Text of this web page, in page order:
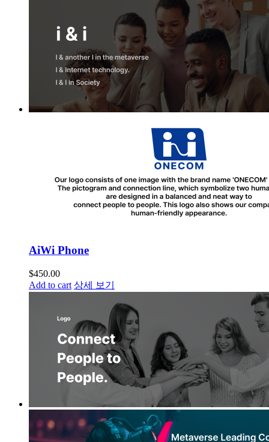
AiWi Phone
$450.00
Add to cart 상세 보기